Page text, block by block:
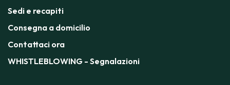
Sedi e recapiti
Consegna a domicilio
Contattaci ora
WHISTLEBLOWING - Segnalazioni